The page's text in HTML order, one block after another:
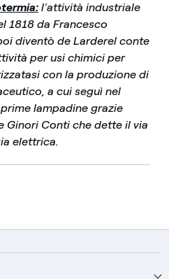
l’attività industriale
1818 da Francesco
diventò de Larderel conte
per usi chimici per
con la produzione di
a cui seguì nel
lampadine grazie
Ginori Conti che dette il via
elettrica.